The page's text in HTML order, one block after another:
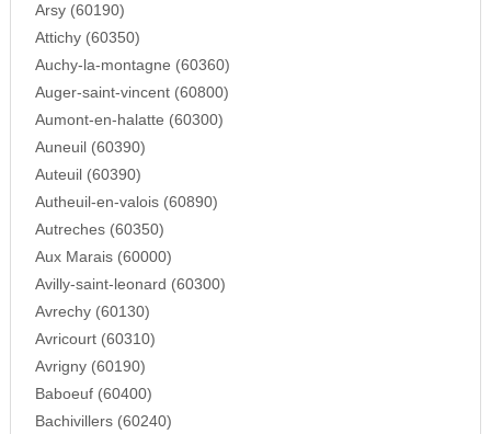
Arsy (60190)
Attichy (60350)
Auchy-la-montagne (60360)
Auger-saint-vincent (60800)
Aumont-en-halatte (60300)
Auneuil (60390)
Auteuil (60390)
Autheuil-en-valois (60890)
Autreches (60350)
Aux Marais (60000)
Avilly-saint-leonard (60300)
Avrechy (60130)
Avricourt (60310)
Avrigny (60190)
Baboeuf (60400)
Bachivillers (60240)